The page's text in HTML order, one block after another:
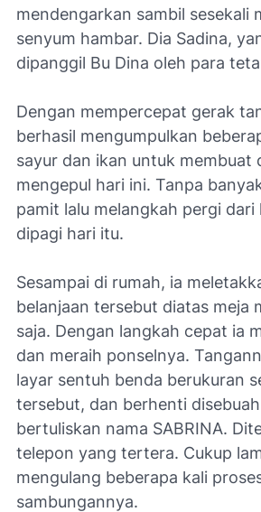
mendengarkan sambil sesekali
senyum hambar. Dia Sadina,
dipanggil Bu Dina oleh para
Dengan mempercepat gerak
berhasil mengumpulkan
sayur dan ikan untuk membuat
mengepul hari ini. Tanpa
pamit lalu melangkah pergi
dipagi hari itu.
Sesampai di rumah, ia
belanjaan tersebut diatas meja
saja. Dengan langkah cepat ia
dan meraih ponselnya.
layar sentuh benda berukuran
tersebut, dan berhenti
bertuliskan nama SABRINA.
telepon yang tertera. Cukup
mengulang beberapa kali
sambungannya.